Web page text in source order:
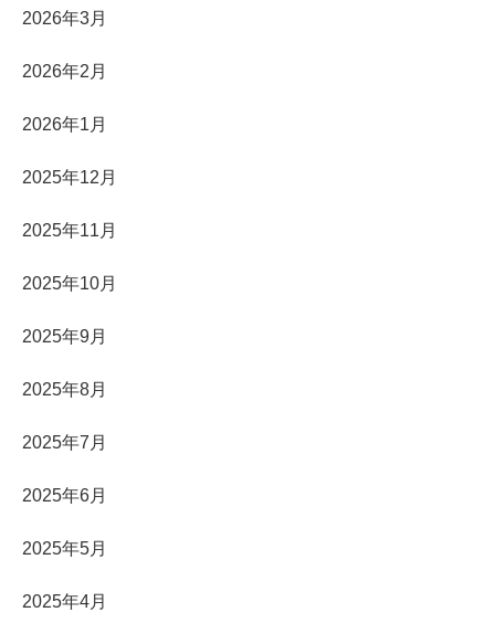
2026年3月
2026年2月
2026年1月
2025年12月
2025年11月
2025年10月
2025年9月
2025年8月
2025年7月
2025年6月
2025年5月
2025年4月